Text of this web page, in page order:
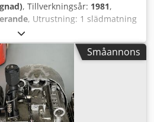
, Tillverkningsår: 1981,
, Utrustning: 1 slädmatning
kN 4 normala slädaggregat 1
Dcjdpfxsr D N Eqo
till 6,0 mm Bandbredd: upp till
till 520 mm Kapacitet: 10 - 250
Småannons